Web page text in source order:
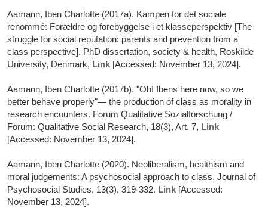
Aamann, Iben Charlotte (2017a). Kampen for det sociale
renommé: Forældre og forebyggelse i et klasseperspektiv [The
struggle for social reputation: parents and prevention from a
class perspective]. PhD dissertation, society & health, Roskilde
University, Denmark, Link [Accessed: November 13, 2024].
Aamann, Iben Charlotte (2017b). "Oh! Ibens here now, so we
better behave properly"— the production of class as morality in
research encounters. Forum Qualitative Sozialforschung /
Forum: Qualitative Social Research, 18(3), Art. 7, Link
[Accessed: November 13, 2024].
Aamann, Iben Charlotte (2020). Neoliberalism, healthism and
moral judgements: A psychosocial approach to class. Journal of
Psychosocial Studies, 13(3), 319-332. Link [Accessed:
November 13, 2024].